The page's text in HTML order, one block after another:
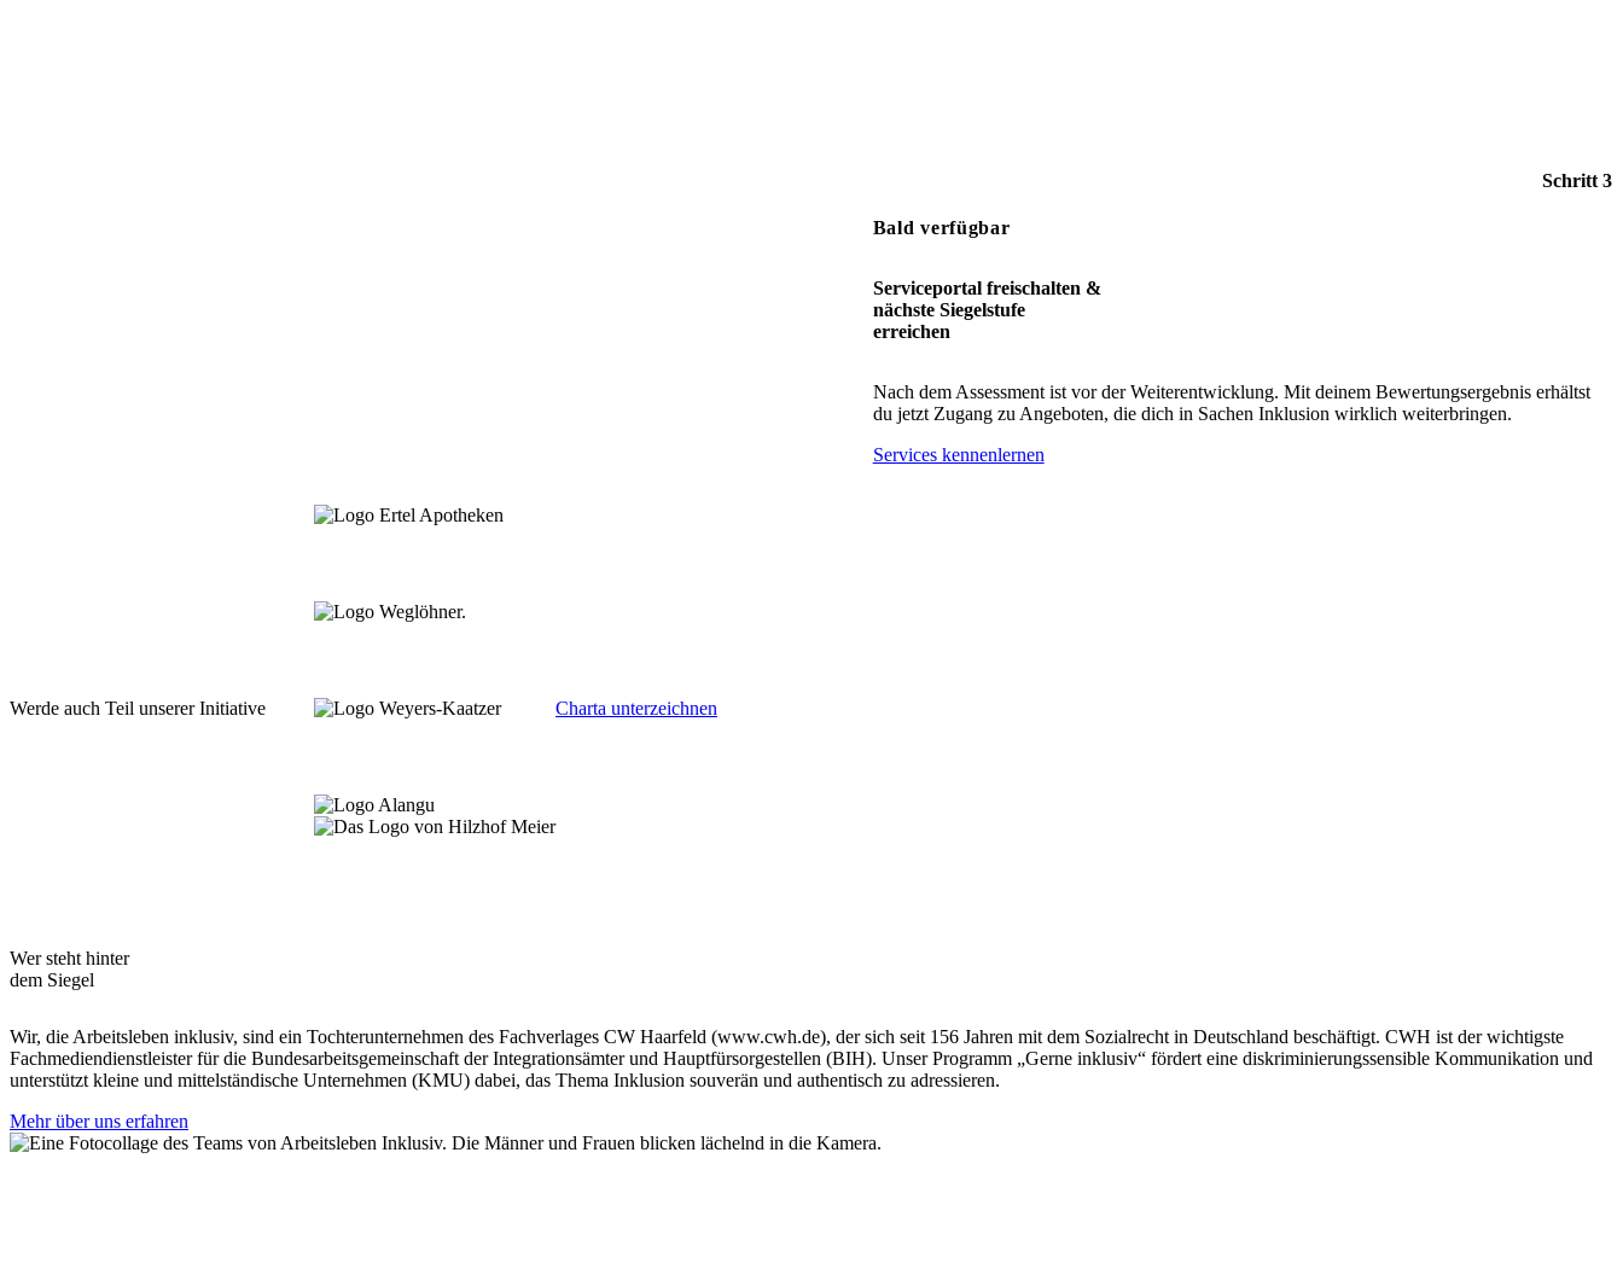
Schritt 3
Serviceportal freischalten &
nächste Siegelstufe
erreichen
Bald verfügbar
Nach dem Assessment ist vor der Weiterentwicklung. Mit deinem Bewertungsergebnis erhältst
du jetzt Zugang zu Angeboten, die dich in Sachen Inklusion wirklich weiterbringen.
Services kennenlernen
Werde auch Teil unserer Initiative Charta unterzeichnen
Wer steht hinter
dem Siegel
Wir, die Arbeitsleben inklusiv, sind ein Tochterunternehmen des Fachverlages CW Haarfeld (www.cwh.de), der sich seit 156 Jahren mit dem Sozialrecht in Deutschland beschäftigt. CWH ist der wichtigste
Fachmediendienstleister für die Bundesarbeitsgemeinschaft der Integrationsämter und Hauptfürsorgestellen (BIH). Unser Programm „Gerne inklusiv“ fördert eine diskriminierungssensible Kommunikation und
unterstützt kleine und mittelständische Unternehmen (KMU) dabei, das Thema Inklusion souverän und authentisch zu adressieren.
Mehr über uns erfahren